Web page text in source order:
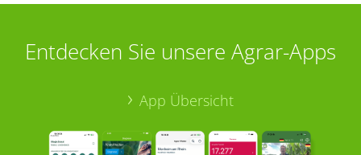
Entdecken Sie unsere Agrar-Apps
App Übersicht